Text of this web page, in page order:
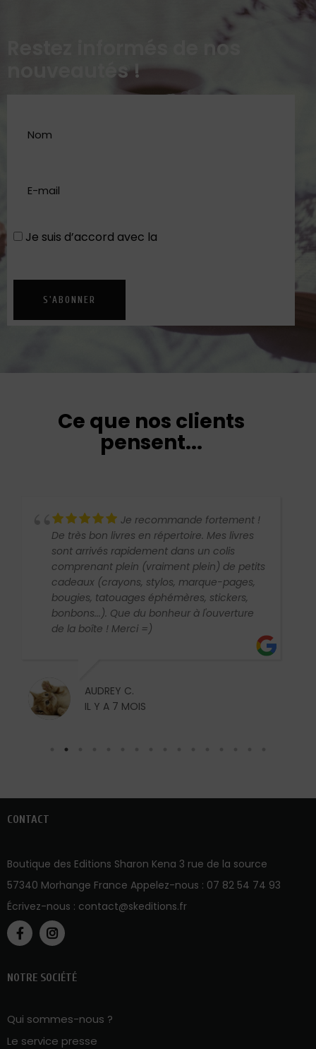
Restez informés de nos
nouveautés !
Je suis d’accord avec la
S'ABONNER
Ce que nos clients
pensent...
Je recommande fortement !
De très bon livres en répertoire. Mes livres
sont arrivés rapidement dans un colis
comprenant plein (vraiment plein) de petits
cadeaux (crayons, stylos, marque-pages,
bougies, tatouages éphémères, stickers,
bonbons...). Que du bonheur à l'ouverture
de la boîte ! Merci =)
AUDREY C.
IL Y A 7 MOIS
CONTACT
Boutique des Editions Sharon Kena 3 rue de la source
57340 Morhange France Appelez-nous : 07 82 54 74 93
Écrivez-nous : contact@skeditions.fr
NOTRE SOCIÉTÉ
Qui sommes-nous ?
Le service presse